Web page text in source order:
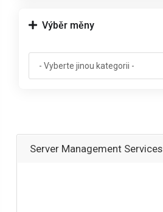
Výběr měny
Server Management Services